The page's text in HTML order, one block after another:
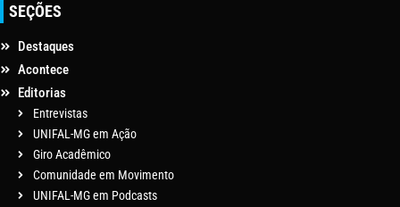
SEÇÕES
Destaques
Acontece
Editorias
Entrevistas
UNIFAL-MG em Ação
Giro Acadêmico
Comunidade em Movimento
UNIFAL-MG em Podcasts